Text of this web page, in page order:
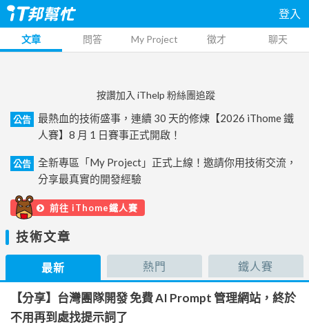
登入
文章 問答 My Project 徵才 聊天
按讚加入 iThelp 粉絲團追蹤
公告
最熱血的技術盛事，連續 30 天的修煉【2026 iThome 鐵
人賽】8 月 1 日賽事正式開啟！
公告
全新專區「My Project」正式上線！邀請你用技術交流，
分享最真實的開發經驗
前往 iThome鐵人賽
技術文章
最新 熱門 鐵人賽
【分享】台灣團隊開發 免費 AI Prompt 管理網站，終於
不用再到處找提示詞了